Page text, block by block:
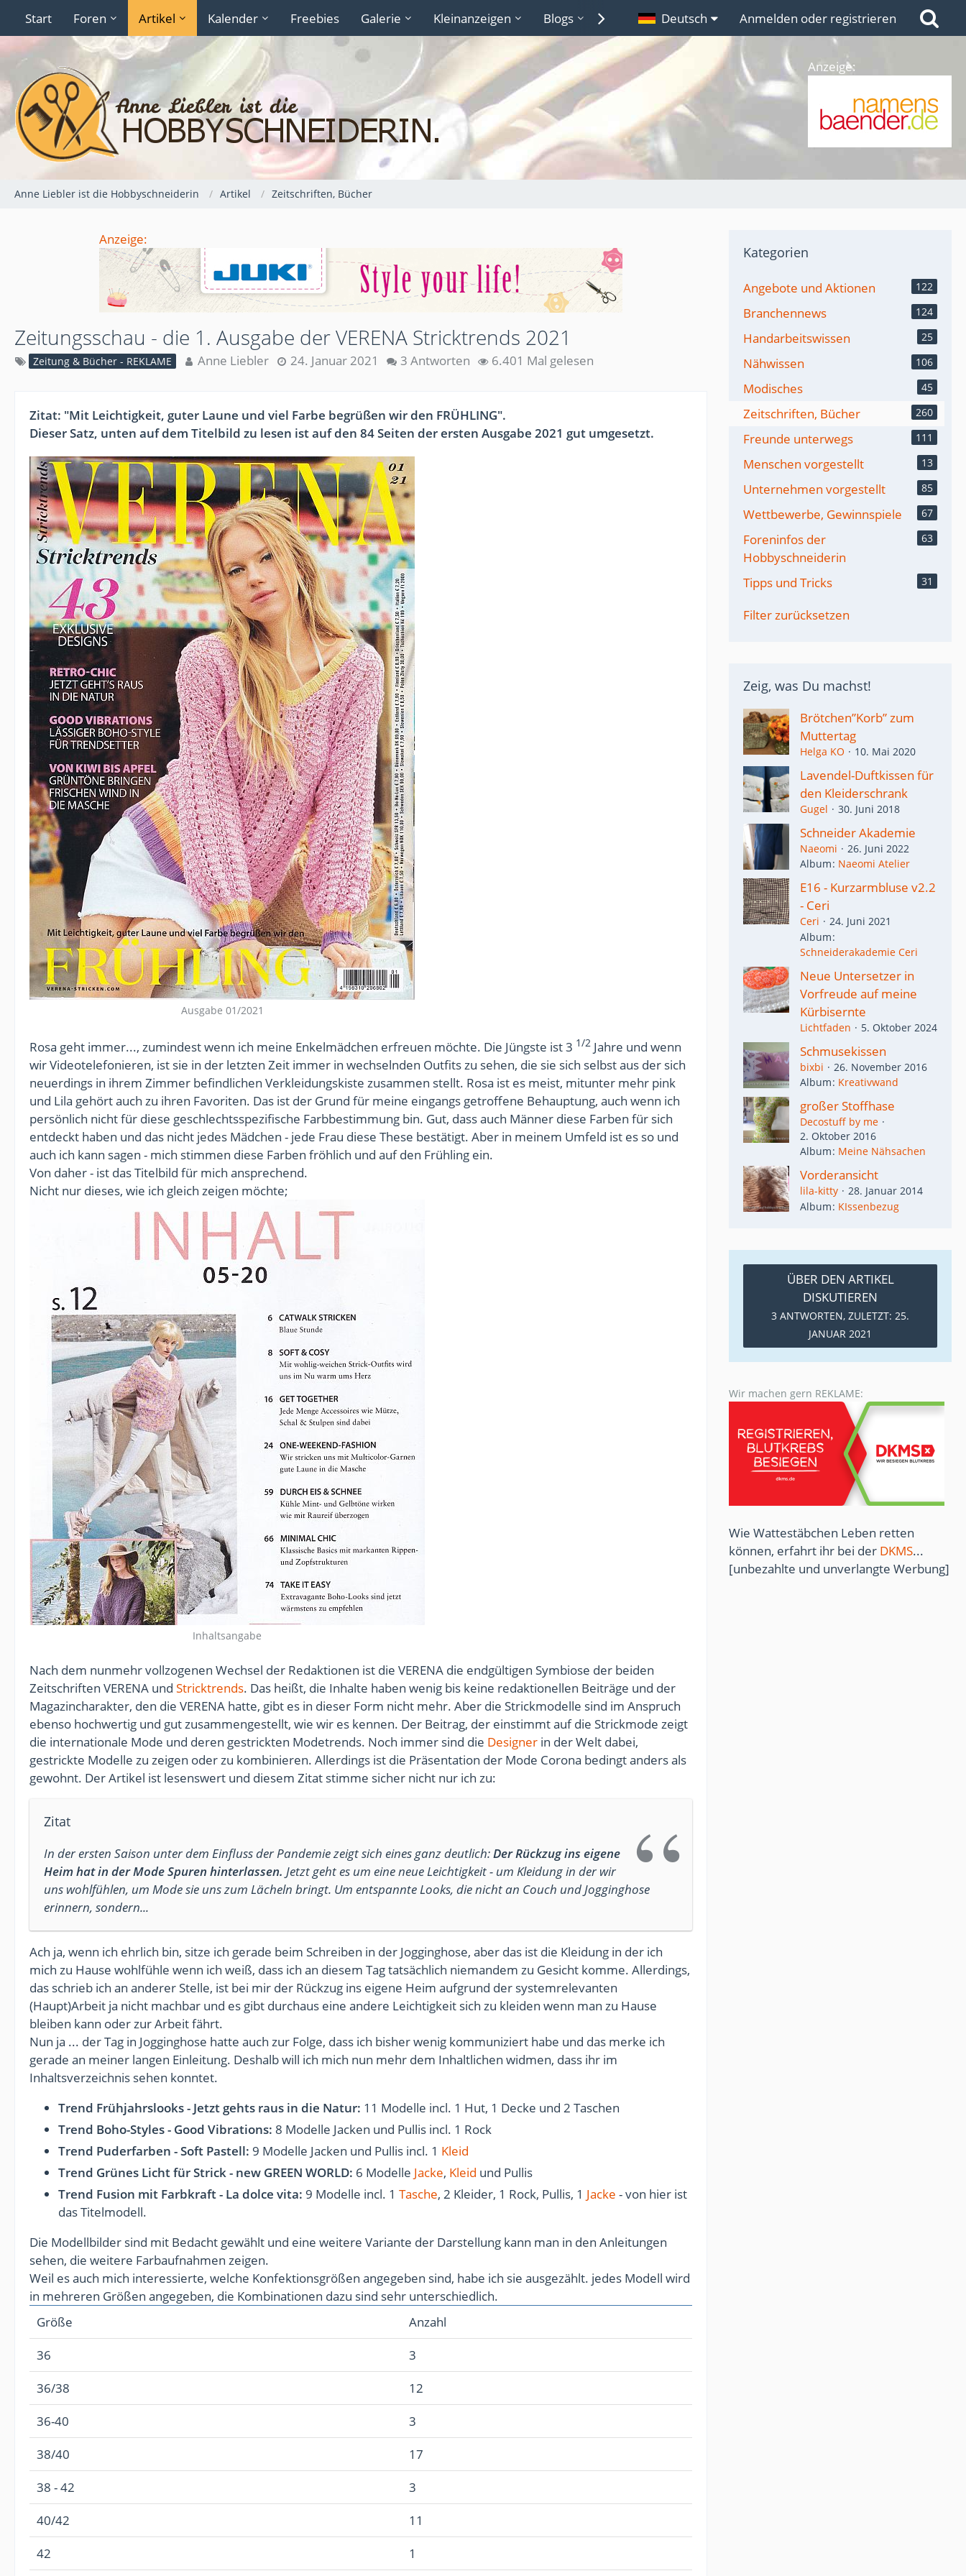
Start Foren Artikel Kalender Freebies Galerie Kleinanzeigen Blogs Lexikon Links
Deutsch Anmelden oder registrieren
Anzeige:
Anne Liebler ist die Hobbyschneiderin Artikel Zeitschriften, Bücher
Anzeige:
Zeitungsschau - die 1. Ausgabe der VERENA Stricktrends 2021
Zeitung & Bücher - REKLAME Anne Liebler 24. Januar 2021 3 Antworten 6.401 Mal gelesen
Zitat: "Mit Leichtigkeit, guter Laune und viel Farbe begrüßen wir den FRÜHLING".
Dieser Satz, unten auf dem Titelbild zu lesen ist auf den 84 Seiten der ersten Ausgabe 2021 gut umgesetzt.
Ausgabe 01/2021
Rosa geht immer..., zumindest wenn ich meine Enkelmädchen erfreuen möchte. Die Jüngste ist 3 1/2 Jahre und wenn
wir Videotelefonieren, ist sie in der letzten Zeit immer in wechselnden Outfits zu sehen, die sie sich selbst aus der sich
neuerdings in ihrem Zimmer befindlichen Verkleidungskiste zusammen stellt. Rosa ist es meist, mitunter mehr pink
und Lila gehört auch zu ihren Favoriten. Das ist der Grund für meine eingangs getroffene Behauptung, auch wenn ich
persönlich nicht für diese geschlechtsspezifische Farbbestimmung bin. Gut, dass auch Männer diese Farben für sich
entdeckt haben und das nicht jedes Mädchen - jede Frau diese These bestätigt. Aber in meinem Umfeld ist es so und
auch ich kann sagen - mich stimmen diese Farben fröhlich und auf den Frühling ein.
Von daher - ist das Titelbild für mich ansprechend.
Nicht nur dieses, wie ich gleich zeigen möchte;
Inhaltsangabe
Nach dem nunmehr vollzogenen Wechsel der Redaktionen ist die VERENA die endgültigen Symbiose der beiden
Zeitschriften VERENA und Stricktrends. Das heißt, die Inhalte haben wenig bis keine redaktionellen Beiträge und der
Magazincharakter, den die VERENA hatte, gibt es in dieser Form nicht mehr. Aber die Strickmodelle sind im Anspruch
ebenso hochwertig und gut zusammengestellt, wie wir es kennen. Der Beitrag, der einstimmt auf die Strickmode zeigt
die internationale Mode und deren gestrickten Modetrends. Noch immer sind die Designer in der Welt dabei,
gestrickte Modelle zu zeigen oder zu kombinieren. Allerdings ist die Präsentation der Mode Corona bedingt anders als
gewohnt. Der Artikel ist lesenswert und diesem Zitat stimme sicher nicht nur ich zu:
Zitat
In der ersten Saison unter dem Einfluss der Pandemie zeigt sich eines ganz deutlich:Der Rückzug ins eigene
Heim hat in der Mode Spuren hinterlassen. Jetzt geht es um eine neue Leichtigkeit - um Kleidung in der wir
uns wohlfühlen, um Mode sie uns zum Lächeln bringt. Um entspannte Looks, die nicht an Couch und Jogginghose
erinnern, sondern...
Ach ja, wenn ich ehrlich bin, sitze ich gerade beim Schreiben in der Jogginghose, aber das ist die Kleidung in der ich
mich zu Hause wohlfühle wenn ich weiß, dass ich an diesem Tag tatsächlich niemandem zu Gesicht komme. Allerdings,
das schrieb ich an anderer Stelle, ist bei mir der Rückzug ins eigene Heim aufgrund der systemrelevanten
(Haupt)Arbeit ja nicht machbar und es gibt durchaus eine andere Leichtigkeit sich zu kleiden wenn man zu Hause
bleiben kann oder zur Arbeit fährt.
Nun ja ... der Tag in Jogginghose hatte auch zur Folge, dass ich bisher wenig kommuniziert habe und das merke ich
gerade an meiner langen Einleitung. Deshalb will ich mich nun mehr dem Inhaltlichen widmen, dass ihr im
Inhaltsverzeichnis sehen konntet.
Trend Frühjahrslooks - Jetzt gehts raus in die Natur: 11 Modelle incl. 1 Hut, 1 Decke und 2 Taschen
Trend Boho-Styles - Good Vibrations: 8 Modelle Jacken und Pullis incl. 1 Rock
Trend Puderfarben - Soft Pastell: 9 Modelle Jacken und Pullis incl. 1 Kleid
Trend Grünes Licht für Strick - new GREEN WORLD: 6 Modelle Jacke, Kleid und Pullis
Trend Fusion mit Farbkraft - La dolce vita: 9 Modelle incl. 1 Tasche, 2 Kleider, 1 Rock, Pullis, 1 Jacke - von hier ist
das Titelmodell.
Die Modellbilder sind mit Bedacht gewählt und eine weitere Variante der Darstellung kann man in den Anleitungen
sehen, die weitere Farbaufnahmen zeigen.
Weil es auch mich interessierte, welche Konfektionsgrößen angegeben sind, habe ich sie ausgezählt. jedes Modell wird
in mehreren Größen angegeben, die Kombinationen dazu sind sehr unterschiedlich.
Größe
Anzahl
36
3
36/38
12
36-40
3
38/40
17
38 - 42
3
40/42
11
42
1
Kategorien
Angebote und Aktionen 122
Branchennews 124
Handarbeitswissen 25
Nähwissen 106
Modisches 45
Zeitschriften, Bücher 260
Freunde unterwegs 111
Menschen vorgestellt 13
Unternehmen vorgestellt 85
Wettbewerbe, Gewinnspiele 67
Foreninfos der
Hobbyschneiderin
63
Tipps und Tricks 31
Filter zurücksetzen
Zeig, was Du machst!
Brötchen”Korb” zum
Muttertag
Helga KO 10. Mai 2020
Lavendel-Duftkissen für
den Kleiderschrank
Gugel 30. Juni 2018
Schneider Akademie
Naeomi
26. Juni 2022
Album Naeomi Atelier
E16 - Kurzarmbluse v2.2
- Ceri
Ceri
24. Juni 2021
Album
Schneiderakademie Ceri
Neue Untersetzer in
Vorfreude auf meine
Kürbisernte
Lichtfaden 5. Oktober 2024
Schmusekissen
bixbi
26. November 2016
Album Kreativwand
großer Stoffhase
Decostuff by me
2. Oktober 2016
Album Meine Nähsachen
Vorderansicht
lila-kitty
28. Januar 2014
Album KIssenbezug
ÜBER DEN ARTIKEL
DISKUTIEREN
3 ANTWORTEN, ZULETZT: 25.
JANUAR 2021
Wir machen gern REKLAME:
Wie Wattestäbchen Leben retten
können, erfahrt ihr bei der DKMS...
[unbezahlte und unverlangte Werbung]